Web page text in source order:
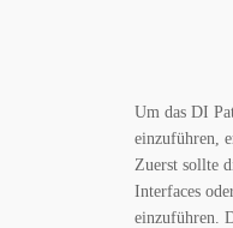
Um das DI
einzuführen,
Zuerst sollte
Interfaces
einzuführen.